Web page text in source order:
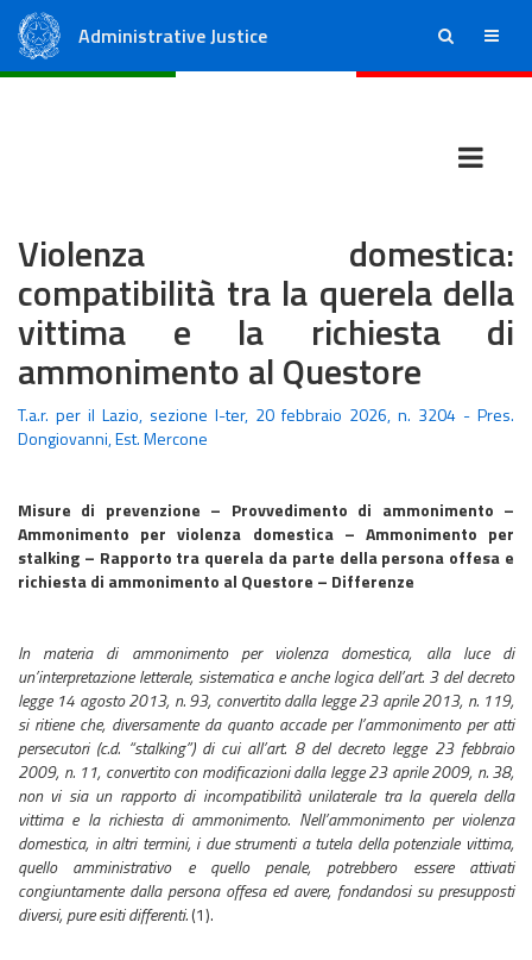
Administrative Justice ricerca menu
Violenza domestica:
compatibilità tra la querela della
vittima e la richiesta di
ammonimento al Questore
T.a.r. per il Lazio, sezione I-ter, 20 febbraio 2026, n. 3204 - Pres.
Dongiovanni, Est. Mercone
Misure di prevenzione – Provvedimento di ammonimento –
Ammonimento per violenza domestica – Ammonimento per
stalking – Rapporto tra querela da parte della persona offesa e
richiesta di ammonimento al Questore – Differenze
In materia di ammonimento per violenza domestica, alla luce di
un’interpretazione letterale, sistematica e anche logica dell’art. 3 del decreto
legge 14 agosto 2013, n. 93, convertito dalla legge 23 aprile 2013, n. 119,
si ritiene che, diversamente da quanto accade per l’ammonimento per atti
persecutori (c.d. “stalking”) di cui all’art. 8 del decreto legge 23 febbraio
2009, n. 11, convertito con modificazioni dalla legge 23 aprile 2009, n. 38,
non vi sia un rapporto di incompatibilità unilaterale tra la querela della
vittima e la richiesta di ammonimento. Nell’ammonimento per violenza
domestica, in altri termini, i due strumenti a tutela della potenziale vittima,
quello amministrativo e quello penale, potrebbero essere attivati
congiuntamente dalla persona offesa ed avere, fondandosi su presupposti
diversi, pure esiti differenti.(1).